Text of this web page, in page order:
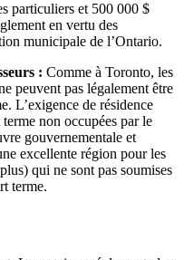
particuliers et 500 000 $
en vertu des
municipale de l’Ontario.
: Comme à Toronto, les
peuvent pas légalement être
L’exigence de résidence
non occupées par le
gouvernementale et
excellente région pour les
qui ne sont pas soumises
terme.